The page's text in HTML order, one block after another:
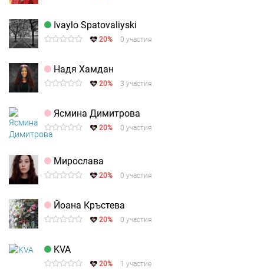
Ivaylo Spatovaliyski
20% 0 участия
Надя Хамдан
20% 3 участия
Ясмина Димитрова
20% 0 участия
Мирослава
20% 0 участия
Йоана Кръстева
20% 0 участия
KVA
20% 1 участие